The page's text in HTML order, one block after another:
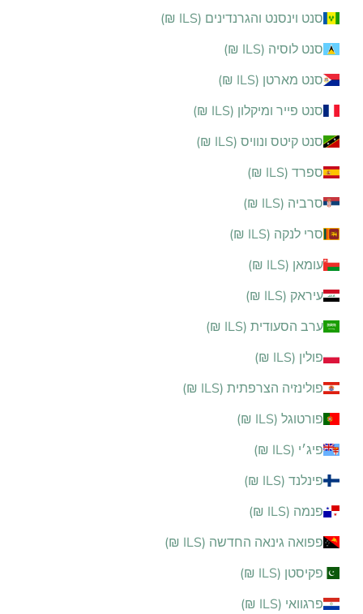
סנט וינסנט והגרנדינים (ILS ₪)
סנט לוסיה (ILS ₪)
סנט מארטן (ILS ₪)
סנט פייר ומיקלון (ILS ₪)
סנט קיטס ונוויס (ILS ₪)
ספרד (ILS ₪)
סרביה (ILS ₪)
סרי לנקה (ILS ₪)
עומאן (ILS ₪)
עיראק (ILS ₪)
ערב הסעודית (ILS ₪)
פולין (ILS ₪)
פולינזיה הצרפתית (ILS ₪)
פורטוגל (ILS ₪)
פיג׳י (ILS ₪)
פינלנד (ILS ₪)
פנמה (ILS ₪)
פפואה גינאה החדשה (ILS ₪)
פקיסטן (ILS ₪)
פרגוואי (ILS ₪)